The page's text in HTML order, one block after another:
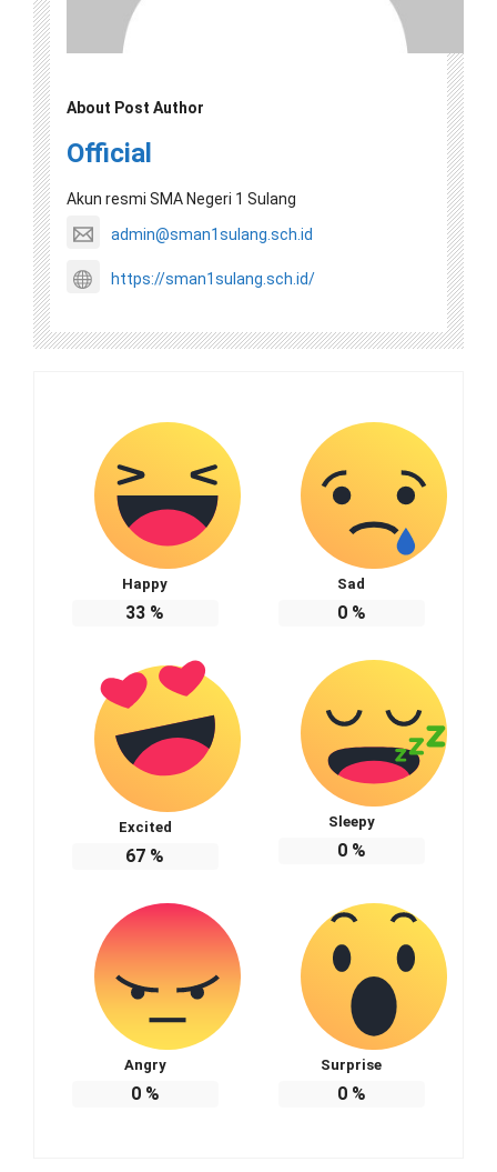
About Post Author
Official
Akun resmi SMA Negeri 1 Sulang
admin@sman1sulang.sch.id
https://sman1sulang.sch.id/
Happy
33 %
Sad
0%
Excited
67 %
Sleepy
0%
Angry
0%
Surprise
0%